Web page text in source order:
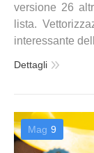
versione 26
lista.
interessante
Dettagli
Mag 9